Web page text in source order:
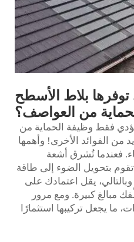
توفرها بلاط الأسطح
من العواصف؟
تؤدي فقط وظيفة الحماية من
من الفوائد الأخرى! وأهمها
فعندما تُشرق أشعة
بتحويل الضوء إلى طاقة
يقل اعتمادك على
مبالغ كبيرة. ومع مرور
ما يجعل تركيبها استثمارًا